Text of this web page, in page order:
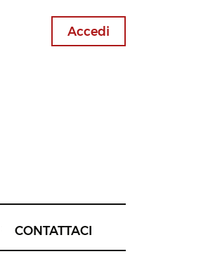
Accedi
CONTATTACI